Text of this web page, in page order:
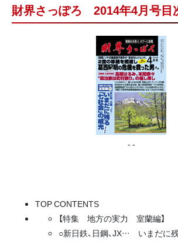
財界さっぽろ 2014年4月号目
- -
TOP CONTENTS
【特集 地方の実力 室蘭編】
○新日鉄、日鋼、JX… いまだに残